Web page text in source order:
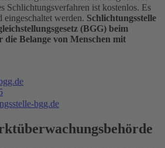
Schlichtungsverfahren ist kostenlos. Es
eingeschaltet werden. Schlichtungsstelle
(BGG) beim
Belange von Menschen mit
bgg.de